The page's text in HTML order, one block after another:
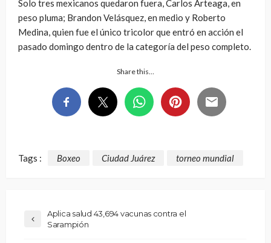
Solo tres mexicanos quedaron fuera, Carlos Arteaga, en
peso pluma; Brandon Velásquez, en medio y Roberto
Medina, quien fue el único tricolor que entró en acción el
pasado domingo dentro de la categoría del peso completo.
Share this…
Tags : Boxeo Ciudad Juárez torneo mundial
Aplica salud 43,694 vacunas contra el
Sarampión